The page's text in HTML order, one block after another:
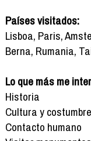
Países visitados:
Lisboa, Paris,
Berna, Rumania,
Lo que más me
Historia
Cultura y
Contacto humano